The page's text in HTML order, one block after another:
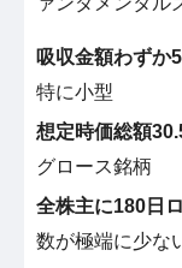
吸収金額わずか
特に小型
想定時価総額
グロース銘柄
全株主に180日
数が極端に少な